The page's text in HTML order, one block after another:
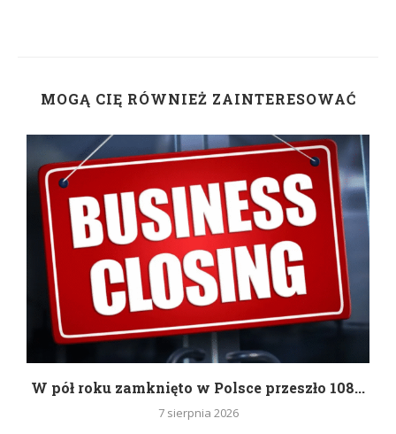
MOGĄ CIĘ RÓWNIEŻ ZAINTERESOWAĆ
W pół roku zamknięto w Polsce przeszło 108...
7 sierpnia 2026